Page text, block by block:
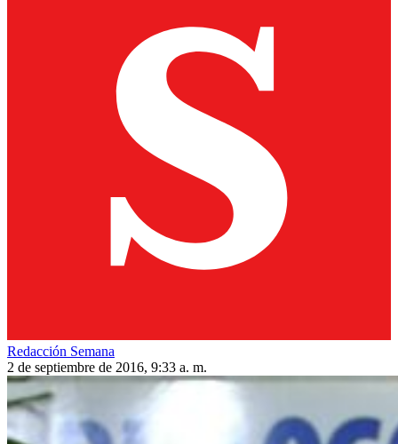
Redacción Semana
2 de septiembre de 2016, 9:33 a. m.